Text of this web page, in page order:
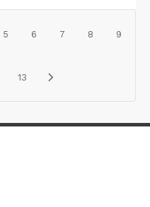
5 6 7 8 9
13